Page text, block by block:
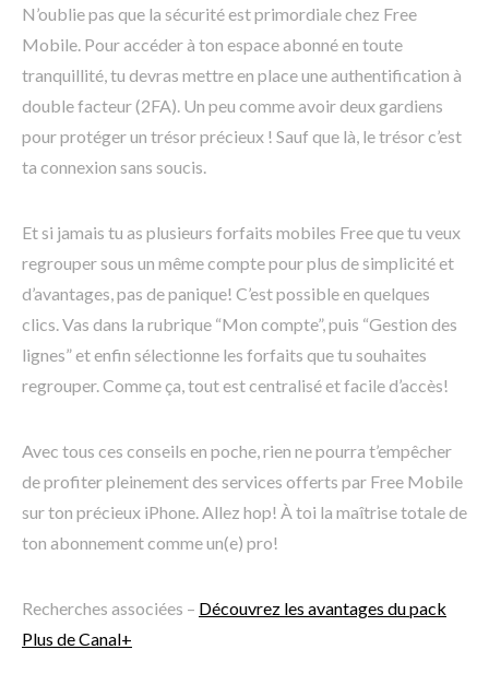
N’oublie pas que la sécurité est primordiale chez Free
Mobile. Pour accéder à ton espace abonné en toute
tranquillité, tu devras mettre en place une authentification à
double facteur (2FA). Un peu comme avoir deux gardiens
pour protéger un trésor précieux ! Sauf que là, le trésor c’est
ta connexion sans soucis.
Et si jamais tu as plusieurs forfaits mobiles Free que tu veux
regrouper sous un même compte pour plus de simplicité et
d’avantages, pas de panique! C’est possible en quelques
clics. Vas dans la rubrique “Mon compte”, puis “Gestion des
lignes” et enfin sélectionne les forfaits que tu souhaites
regrouper. Comme ça, tout est centralisé et facile d’accès!
Avec tous ces conseils en poche, rien ne pourra t’empêcher
de profiter pleinement des services offerts par Free Mobile
sur ton précieux iPhone. Allez hop! À toi la maîtrise totale de
ton abonnement comme un(e) pro!
Recherches associées – Découvrez les avantages du pack
Plus de Canal+